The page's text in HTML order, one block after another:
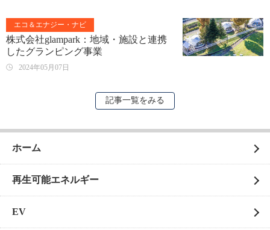
エコ＆エナジー・ナビ
株式会社glampark：地域・施設と連携
したグランピング事業
2024年05月07日
記事一覧をみる
ホーム
再生可能エネルギー
EV